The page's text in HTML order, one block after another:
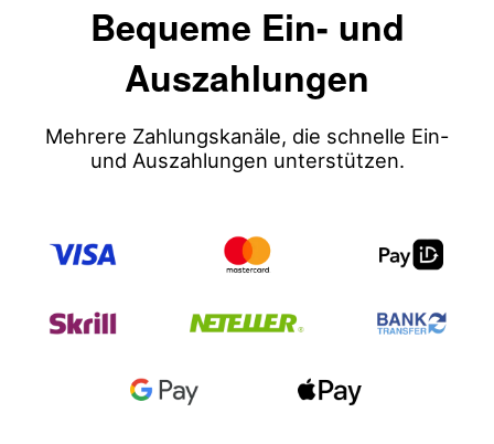
Bequeme Ein- und
Auszahlungen
Mehrere Zahlungskanäle, die schnelle Ein-
und Auszahlungen unterstützen.